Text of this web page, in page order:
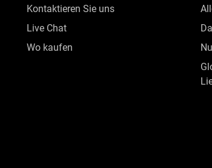
Kontaktieren Sie uns
Live Chat
Wo kaufen